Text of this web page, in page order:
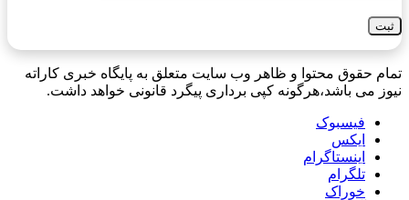
تمام حقوق محتوا و ظاهر وب سایت متعلق به پایگاه خبری کاراته
نیوز می باشد،هرگونه کپی برداری پیگرد قانونی خواهد داشت.
فیسبوک
ایکس
اینستاگرام
تلگرام
خوراک